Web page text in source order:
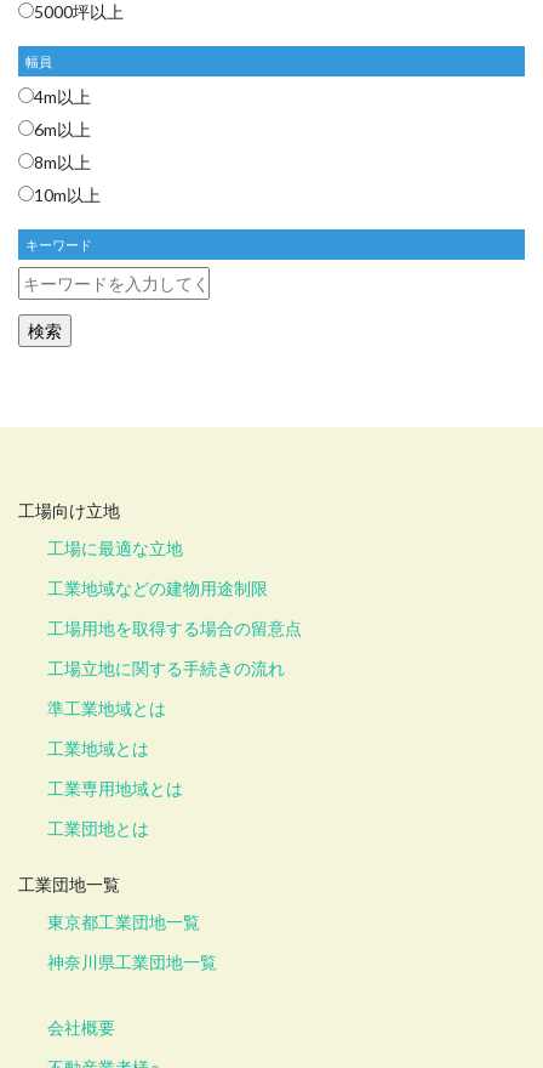
5000坪以上
幅員
4m以上
6m以上
8m以上
10m以上
キーワード
工場向け立地
工場に最適な立地
工業地域などの建物用途制限
工場用地を取得する場合の留意点
工場立地に関する手続きの流れ
準工業地域とは
工業地域とは
工業専用地域とは
工業団地とは
工業団地一覧
東京都工業団地一覧
神奈川県工業団地一覧
会社概要